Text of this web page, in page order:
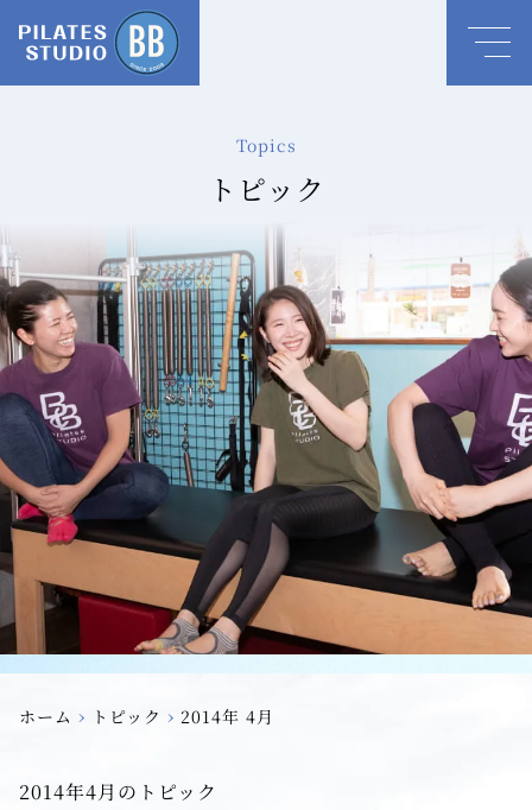
Topics
トピック
ホーム › トピック › 2014年 4月
2014年4月のトピック